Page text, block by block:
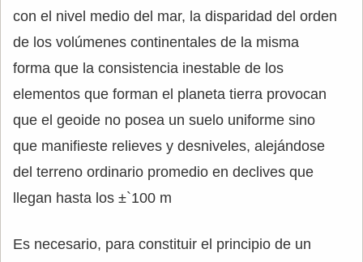
con el nivel medio del mar, la disparidad del orden
de los volúmenes continentales de la misma
forma que la consistencia inestable de los
elementos que forman el planeta tierra provocan
que el geoide no posea un suelo uniforme sino
que manifieste relieves y desniveles, alejándose
del terreno ordinario promedio en declives que
llegan hasta los ±`100 m
Es necesario, para constituir el principio de un